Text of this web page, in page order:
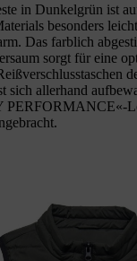
in Dunkelgrün ist
besonders
Das farblich
sorgt für eine
sich allerhand